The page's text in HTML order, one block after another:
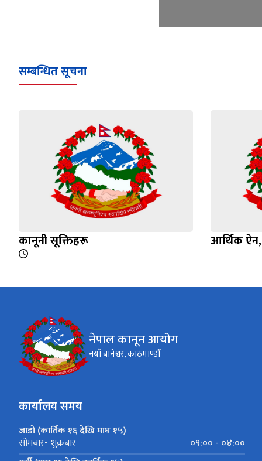
सम्बन्धित सूचना
कानूनी सूक्तिहरू आर्थिक
नेपाल कानून आयोग
नयाँ बानेश्वर, काठमाण्डौँ
कार्यालय समय
जाडो (कार्तिक १६ देखि माघ १५)
सोमबार- शुक्रबार
०९:०० - ०४:००